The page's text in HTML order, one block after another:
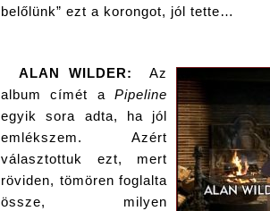
belőlünk” ezt a korongot, jól tette…
ALAN WILDER:
Az
album címét a Pipeline
egyik sora adta, ha jól
emlékszem. Azért
választottuk ezt, mert
röviden, tömören foglalta
össze, milyen